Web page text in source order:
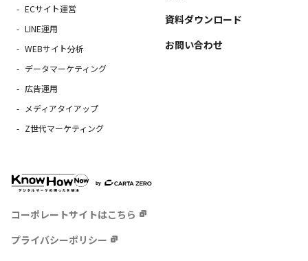
ECサイト運営
LINE運用
WEBサイト分析
データマーケティング
広告運用
メディアタイアップ
Z世代マーケティング
資料ダウンロード
お問い合わせ
コーポレートサイトはこちら
プライバシーポリシー